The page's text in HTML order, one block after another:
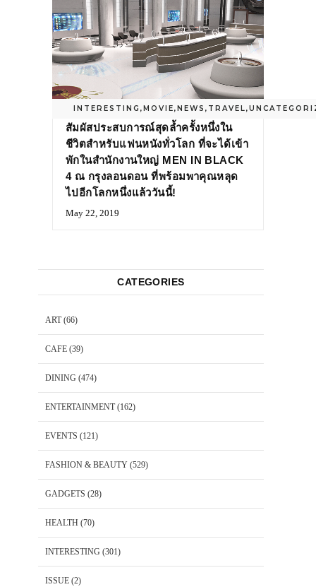
INTERESTING ,MOVIE,NEWS , TRAVEL,
สัมผัสประสบการณ์สุดล้ำครั้งหนึ่งใน
ชีวิตสำหรับแฟนหนังทั่วโลก ที่จะได้เข้า
พักในสำนักงานใหญ่ MEN IN BLACK
4 ณ กรุงลอนดอน ที่พร้อมพาคุณหลุด
ไปอีกโลกหนึ่งแล้ววันนี้!
May 22, 2019
CATEGORIES
ART(66)
CAFE (39)
DINING (474)
ENTERTAINMENT(162)
EVENTS (121)
FASHION & BEAUTY (529)
GADGETS (28)
HEALTH (70)
INTERESTING (301)
ISSUE (2)